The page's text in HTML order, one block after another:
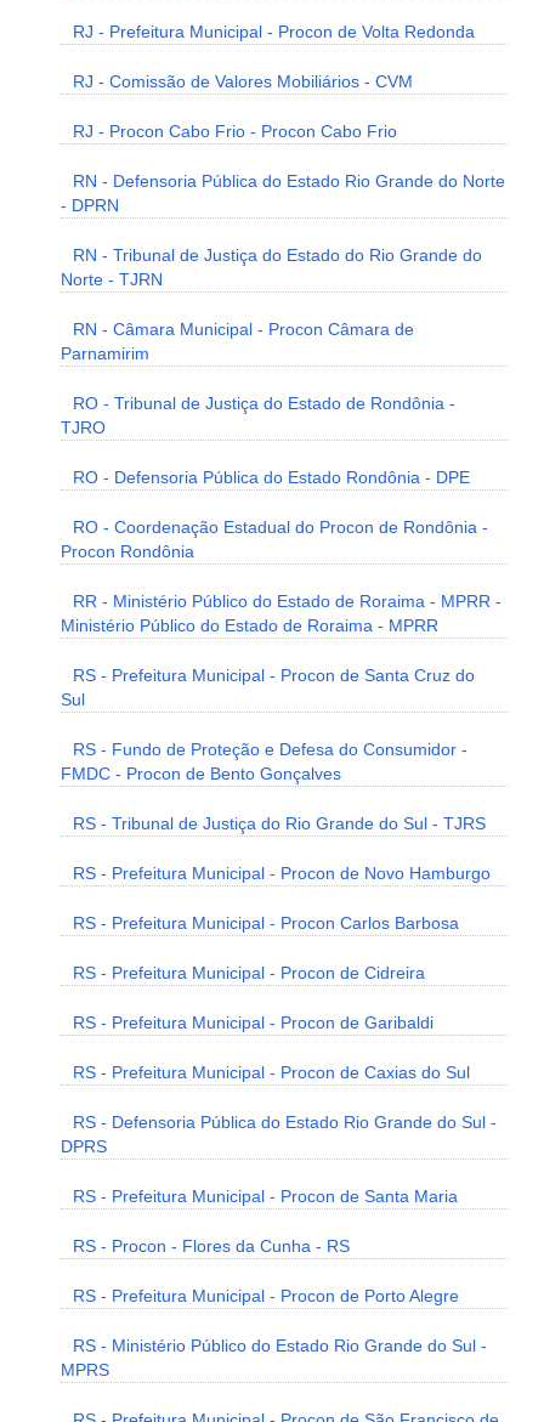
RJ - Prefeitura Municipal - Procon de Volta Redonda
RJ - Comissão de Valores Mobiliários - CVM
RJ - Procon Cabo Frio - Procon Cabo Frio
RN - Defensoria Pública do Estado Rio Grande do Norte
- DPRN
RN - Tribunal de Justiça do Estado do Rio Grande do
Norte - TJRN
RN - Câmara Municipal - Procon Câmara de
Parnamirim
RO - Tribunal de Justiça do Estado de Rondônia -
TJRO
RO - Defensoria Pública do Estado Rondônia - DPE
RO - Coordenação Estadual do Procon de Rondônia -
Procon Rondônia
RR - Ministério Público do Estado de Roraima - MPRR -
Ministério Público do Estado de Roraima - MPRR
RS - Prefeitura Municipal - Procon de Santa Cruz do
Sul
RS - Fundo de Proteção e Defesa do Consumidor -
FMDC - Procon de Bento Gonçalves
RS - Tribunal de Justiça do Rio Grande do Sul - TJRS
RS - Prefeitura Municipal - Procon de Novo Hamburgo
RS - Prefeitura Municipal - Procon Carlos Barbosa
RS - Prefeitura Municipal - Procon de Cidreira
RS - Prefeitura Municipal - Procon de Garibaldi
RS - Prefeitura Municipal - Procon de Caxias do Sul
RS - Defensoria Pública do Estado Rio Grande do Sul -
DPRS
RS - Prefeitura Municipal - Procon de Santa Maria
RS - Procon - Flores da Cunha - RS
RS - Prefeitura Municipal - Procon de Porto Alegre
RS - Ministério Público do Estado Rio Grande do Sul -
MPRS